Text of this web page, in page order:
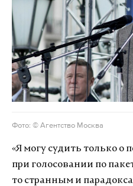
Фото: © Агентство Москва
«Я могу судить только о
при голосовании по
то странным и